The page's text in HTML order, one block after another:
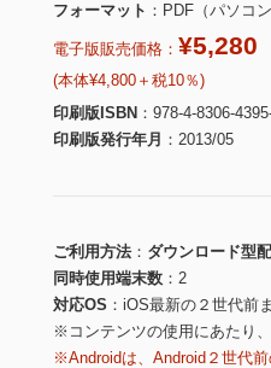
フォーマット
PDF（パソコ
電子版販売価格： ¥5,280
(本体¥4,800＋税10％)
印刷版ISBN
978-4-8306-
印刷版発行年月
2013/05
ご利用方法
ダウンロード型
同時使用端末数
2
対応OS
iOS最新の２世代前
※コンテンツの使用にあたり
※Androidは、Android２世代